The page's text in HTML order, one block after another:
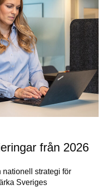
från 2026
nationell strategi för
Sveriges